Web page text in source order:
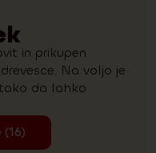
in prikupen
Na voljo je
da lahko